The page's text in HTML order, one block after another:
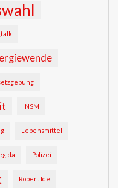
INSM
Lebensmittel
Polizei
Robert Ide